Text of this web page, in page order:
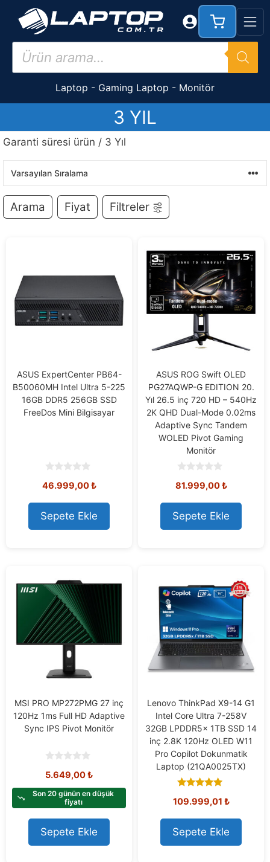
İçeriğe
Products
search
Laptop - Gaming Laptop - Monitör
3 YIL
Garanti süresi ürün / 3 Yıl
Arama Fiyat Filtreler
ASUS ExpertCenter PB64-
B50060MH Intel Ultra 5-225
16GB DDR5 256GB SSD
FreeDos Mini Bilgisayar
o
t
o
f
5
46.999,00₺
Sepete Ekle
ASUS ROG Swift OLED
PG27AQWP-G EDITION 20.
Yıl 26.5 inç 720 HD – 540Hz
2K QHD Dual-Mode 0.02ms
Adaptive Sync Tandem
WOLED Pivot Gaming
Monitör
o
t
o
f
5
81.999,00₺
Sepete Ekle
MSI PRO MP272PMG 27 inç
120Hz 1ms Full HD Adaptive
Sync IPS Pivot Monitör
o
t
f
5
5.649,00₺
Son 20 günün en düşük
fiyatı
Sepete Ekle
Lenovo ThinkPad X9-14 G1
Intel Core Ultra 7-258V
32GB LPDDR5x 1TB SSD 14
inç 2.8K 120Hz OLED W11
Pro Copilot Dokunmatik
Laptop (21QA0025TX)
out of 5
109.999,01 ₺
Sepete Ekle